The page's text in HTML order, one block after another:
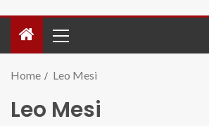
Home Leo Mesi
Leo Mesi